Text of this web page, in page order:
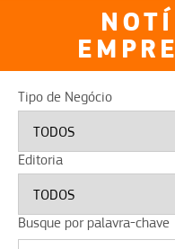
Tipo de Negócio
Editoria
Busque por palavra-chave